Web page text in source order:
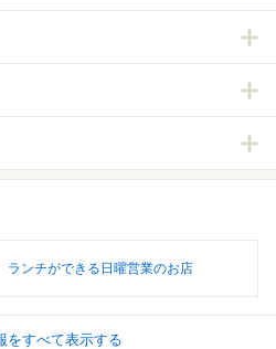
ランチができる日曜営業のお店
をすべて表示する